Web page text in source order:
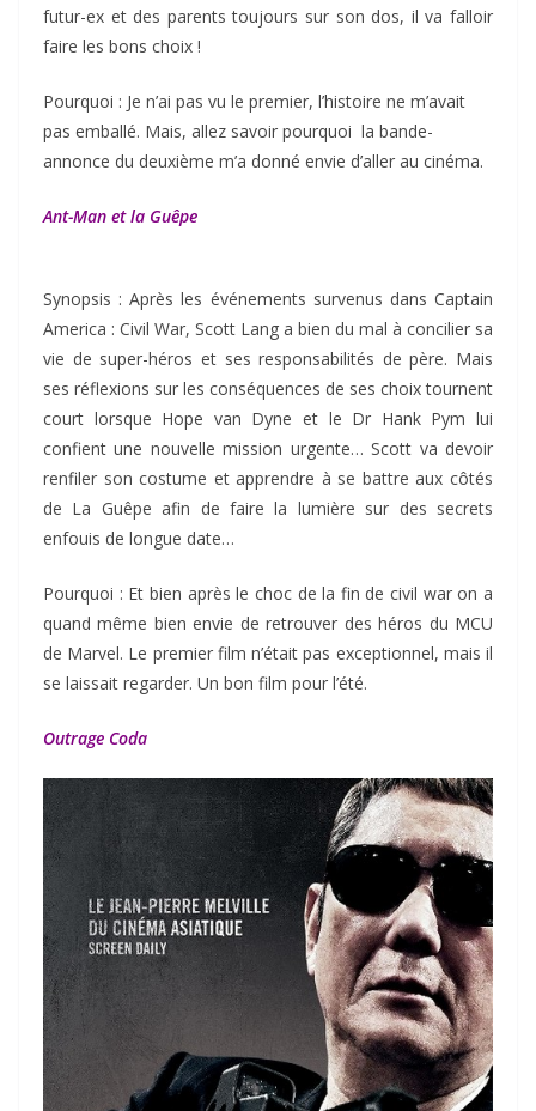
futur-ex et des parents toujours sur son dos, il va falloir
faire les bons choix !
Pourquoi : Je n’ai pas vu le premier, l’histoire ne m’avait
pas emballé. Mais, allez savoir pourquoi la bande-
annonce du deuxième m’a donné envie d’aller au cinéma.
Ant-Man et la Guêpe
Synopsis : Après les événements survenus dans Captain
America : Civil War, Scott Lang a bien du mal à concilier sa
vie de super-héros et ses responsabilités de père. Mais
ses réflexions sur les conséquences de ses choix tournent
court lorsque Hope van Dyne et le Dr Hank Pym lui
confient une nouvelle mission urgente… Scott va devoir
renfiler son costume et apprendre à se battre aux côtés
de La Guêpe afin de faire la lumière sur des secrets
enfouis de longue date…
Pourquoi : Et bien après le choc de la fin de civil war on a
quand même bien envie de retrouver des héros du MCU
de Marvel. Le premier film n’était pas exceptionnel, mais il
se laissait regarder. Un bon film pour l’été.
Outrage Coda